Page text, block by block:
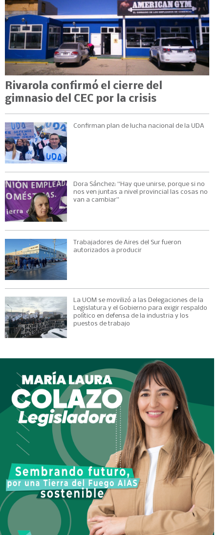
Rivarola confirmó el cierre del
gimnasio del CEC por la crisis
Confirman plan de lucha nacional de la UDA
Dora Sánchez: “Hay que unirse, porque si no
nos ven juntas a nivel provincial las cosas no
van a cambiar”
Trabajadores de Aires del Sur fueron
autorizados a producir
La UOM se movilizó a las Delegaciones de la
Legislatura y el Gobierno para exigir respaldo
político en defensa de la industria y los
puestos de trabajo